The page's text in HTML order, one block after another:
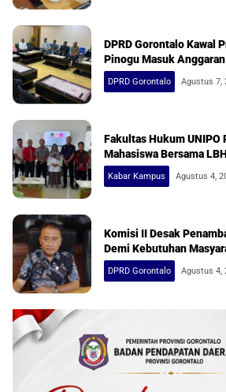
DPRD Gorontalo Kawal
Pinogu Masuk
DPRD Gorontalo Agustus 7,
Fakultas Hukum
Mahasiswa Bersama
Kabar Kampus Agustus 4,
Komisi II Desak
Demi Kebutuhan
DPRD Gorontalo Agustus 4,